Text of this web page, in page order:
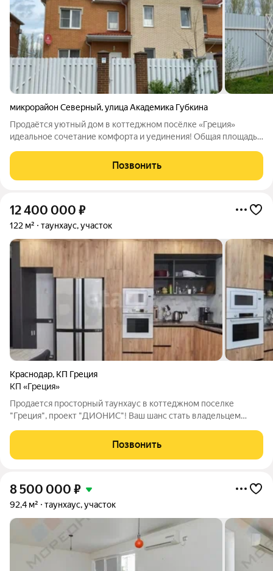
микрорайон Северный,улица Академика Губкина
Продаётся уютный дом в коттеджном посёлке «Греция»
идеальное сочетание комфорта и уединения! Общая площадь
отличается качественным ремонтом с использованием
современных материалов и продуманной
Позвонить
12 400 000 ₽
122 м² таунхаус, участок
Краснодар, КП Греция
КП «Греция»
Продается просторный таунхаус в коттеджном поселке
"Греция", проект "ДИОНИС"! Ваш шанс стать владельцем
качественным ремонтом и уникальными возможностями для
комфортной жизни всей семьи! Почему этот
Позвонить
8 500 000 ₽
92,4 м² таунхаус, участок